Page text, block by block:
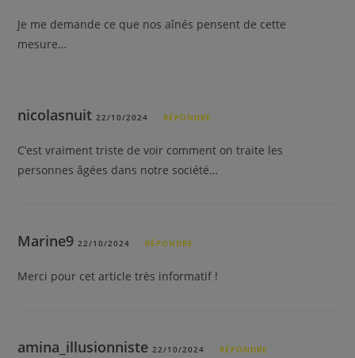
Je me demande ce que nos aînés pensent de cette
mesure…
nicolasnuit22/10/2024 RÉPONDRE
C’est vraiment triste de voir comment on traite les
personnes âgées dans notre société…
Marine922/10/2024 RÉPONDRE
Merci pour cet article très informatif !
amina_illusionniste22/10/2024 RÉPONDRE